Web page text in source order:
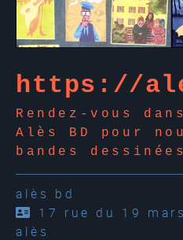
https://
Rendez-vous
Alès BD pour
bandes dessinées
alès bd
17 rue du 19
alès